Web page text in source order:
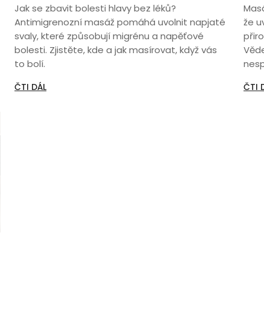
Jak se zbavit bolesti hlavy bez léků?
Antimigrenozní masáž pomáhá uvolnit napjaté
svaly, které způsobují migrénu a napěťové
bolesti. Zjistěte, kde a jak masírovat, když vás
to bolí.
ČTI DÁL
že
ČTI